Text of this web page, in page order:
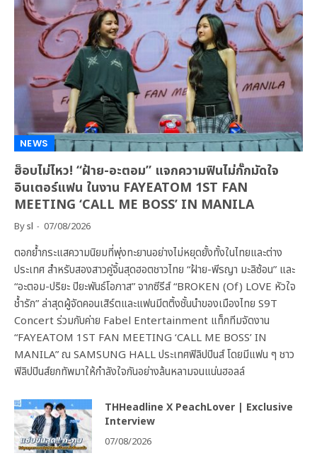
NEWS
ฮ็อบไม่ไหว! “ฝ้าย-อะตอม” แจกความฟินไม่กั๊กมัดใจ
อินเตอร์แฟน ในงาน FAYEATOM 1ST FAN
MEETING ‘CALL ME BOSS’ IN MANILA
Bysl 07/08/2026
ตอกย้ำกระแสความนิยมที่พุ่งทะยานอย่างไม่หยุดยั้งทั้งในไทยและต่าง
ประเทศ สำหรับสองสาวคู่จิ้นสุดฮอตชาวไทย “ฝ้าย-พีรญา มะลิซ้อน” และ
“อะตอม-ปริยะ ปิยะพันธ์โอภาส” จากซีรีส์ “BROKEN (Of) LOVE หัวใจ
ช้ำรัก” ล่าสุดผู้จัดคอนเสิร์ตและแฟนมีตติ้งชั้นนำของเมืองไทย S9T
Concert ร่วมกับค่าย Fabel Entertainment แท็กทีมจัดงาน
“FAYEATOM 1ST FAN MEETING ‘CALL ME BOSS’ IN
MANILA” ณ SAMSUNG HALL ประเทศฟิลิปปินส์ โดยมีแฟน ๆ ชาว
ฟิลิปปินส์ยกทัพมาให้กำลังใจกันอย่างล้นหลามจนแน่นฮอลล์
THHeadline X PeachLover | Exclusive
Interview
07/08/2026